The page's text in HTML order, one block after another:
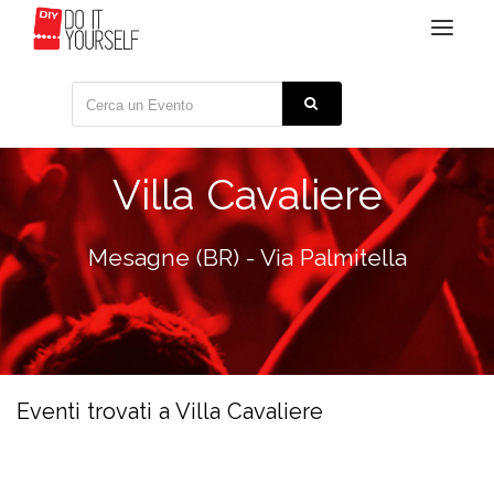
Toggle
Villa Cavaliere
Mesagne (BR) - Via Palmitella
Eventi trovati a Villa Cavaliere